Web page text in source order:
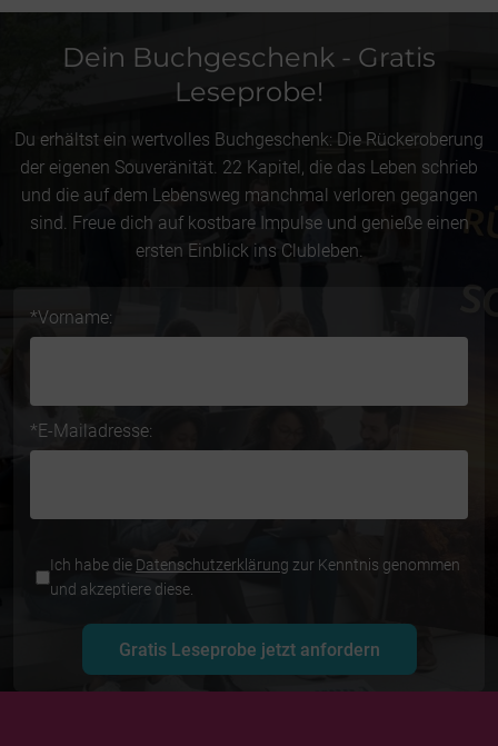
Dein Buchgeschenk - Gratis
Leseprobe!
Du erhältst ein wertvolles Buchgeschenk: Die Rückeroberung
der eigenen Souveränität. 22 Kapitel, die das Leben schrieb
und die auf dem Lebensweg manchmal verloren gegangen
sind. Freue dich auf kostbare Impulse und genieße einen
ersten Einblick ins Clubleben.
field
*Vorname:
*E-Mailadresse:
*Datenschutz:
Ich habe die Datenschutzerklärung zur Kenntnis genommen
und akzeptiere diese.
Gratis Leseprobe jetzt anfordern